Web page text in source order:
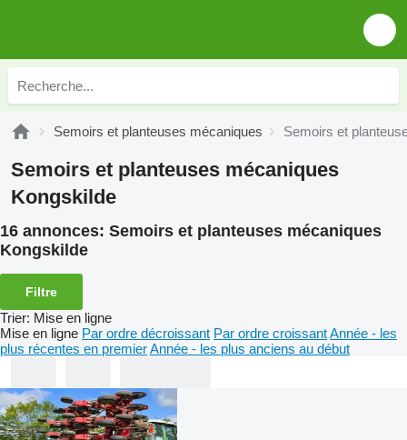
Semoirs et planteuses mécaniques Semoirs et
Semoirs et planteuses mécaniques
Kongskilde
16 annonces: Semoirs et planteuses mécaniques
Kongskilde
Filtre
Trier: Mise en ligne
Mise en ligne Par ordre décroissant Par ordre croissantAnnée - les
plus récentes en premierAnnée - les plus anciens au début